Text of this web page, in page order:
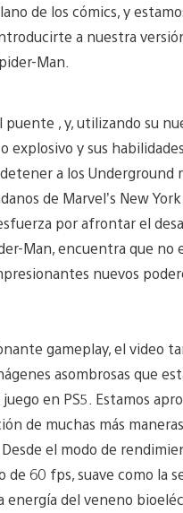
de los cómics, y
a nuestra
Man.
puente , y, utilizando su
explosivo y sus
a los Underground
de Marvel’s New
por afrontar el
Man, encuentra que no
nuevos
gameplay, el video
asombrosas que
en PS5. Estamos
de muchas más
el modo de
de 60 fps, suave como la
energía del veneno